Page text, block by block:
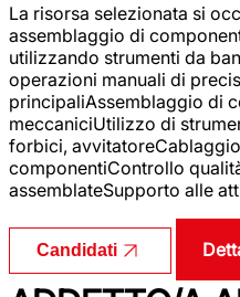
La risorsa selezionata si
assemblaggio di
utilizzando strumenti da
operazioni manuali di
principaliAssemblaggio di
meccaniciUtilizzo di
forbici,
componentiControllo
assemblateSupporto alle
Candidati